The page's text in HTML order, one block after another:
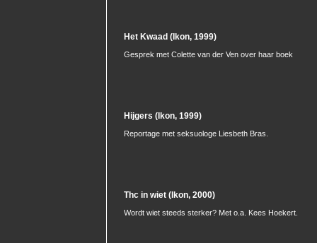
Het Kwaad (Ikon, 1999)
Gesprek met Colette van der Ven over haar boek
Hijgers (Ikon, 1999)
Reportage met seksuologe Liesbeth Bras.
Thc in wiet (Ikon, 2000)
Wordt wiet steeds sterker? Met o.a. Kees Hoekert.